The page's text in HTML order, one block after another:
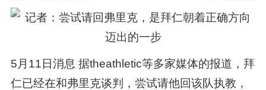
5月11日消息 据theathletic等多家媒体的报道，拜
仁已经在和弗里克谈判，尝试请他回该队执教，